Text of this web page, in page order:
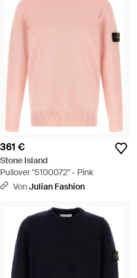
361 €
Stone Island
Pullover "5100072" - Pink
VonJulian Fashion